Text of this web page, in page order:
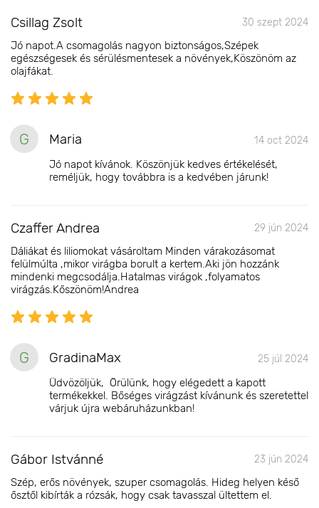
Csillag Zsolt 30 szept 2024
Jó napot.A csomagolás nagyon biztonságos,Szépek
egészségesek és sérülésmentesek a növények,Köszönöm az
olajfákat.
G Maria 14 oct 2024
Jó napot kívánok. Köszönjük kedves értékelését,
reméljük, hogy továbbra is a kedvében járunk!
Czaffer Andrea 29 jún 2024
Dáliákat és liliomokat vásároltam Minden várakozásomat
felülmúlta ,mikor virágba borult a kertem.Aki jön hozzánk
mindenki megcsodálja.Hatalmas virágok ,folyamatos
virágzás.Kőszönöm!Andrea
G GradinaMax 25 júl 2024
Üdvözöljük, Örülünk, hogy elégedett a kapott
termékekkel. Bőséges virágzást kívánunk és szeretettel
várjuk újra webáruházunkban!
Gábor Istvánné 23 jún 2024
Szép, erős növények, szuper csomagolás. Hideg helyen késő
ősztől kibírták a rózsák, hogy csak tavasszal ültettem el.